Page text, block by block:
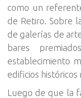
como un
de Retiro. Sobre
de galerías de
bares
establecimiento
edificios históricos
Luego de que la